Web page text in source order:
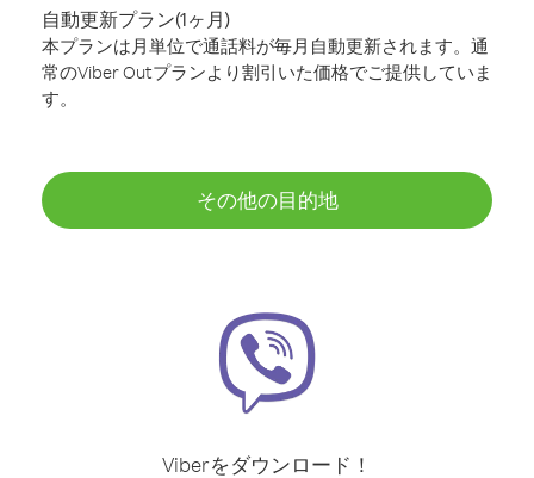
自動更新プラン(1ヶ月)
本プランは月単位で通話料が毎月自動更新されます。通
常のViber Outプランより割引いた価格でご提供していま
す。
その他の目的地
Viberをダウンロード！